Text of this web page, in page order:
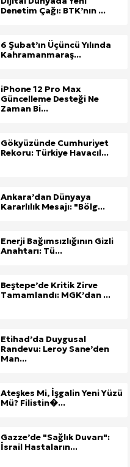
Denetim Çağı: BTK’nın ...
6 Şubat’ın Üçüncü Yılında
Kahramanmaraş...
iPhone 12 Pro Max
Güncelleme Desteği Ne
Zaman Bi...
Gökyüzünde Cumhuriyet
Rekoru: Türkiye Havacıl...
Ankara’dan Dünyaya
Kararlılık Mesajı: "Bölg...
Enerji Bağımsızlığının Gizli
Anahtarı: Tü...
Beştepe’de Kritik Zirve
Tamamlandı: MGK’dan ...
Etihad’da Duygusal
Randevu: Leroy Sane’den
Man...
Ateşkes Mi, İşgalin Yeni Yüzü
Mü? Filistin�...
Gazze’de "Sağlık Duvarı":
İsrail Hastaların...